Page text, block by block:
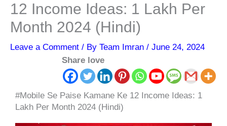
12 Income Ideas: 1 Lakh Per
Month 2024 (Hindi)
Leave a Comment / By Team Imran / June 24, 2024
Share love
#Mobile Se Paise Kamane Ke 12 Income Ideas: 1
Lakh Per Month 2024 (Hindi)